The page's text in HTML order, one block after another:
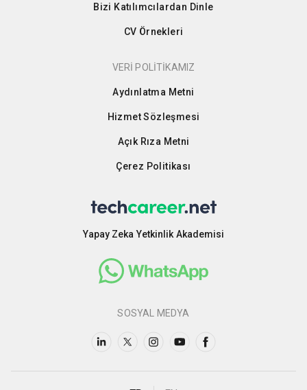
Bizi Katılımcılardan Dinle
CV Örnekleri
VERİ POLİTİKAMIZ
Aydınlatma Metni
Hizmet Sözleşmesi
Açık Rıza Metni
Çerez Politikası
Yapay Zeka Yetkinlik Akademisi
SOSYAL MEDYA